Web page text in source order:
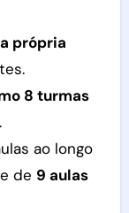
própria
8 turmas
ao longo
de 9 aulas